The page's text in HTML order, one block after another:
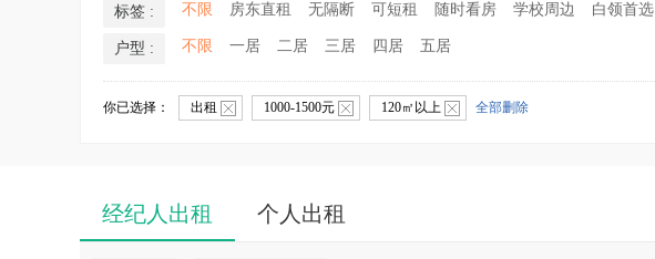
标签 : 不限 房东直租 无隔断 可短租 随时看房 学校周边 白领首选
户型 : 不限 一居 二居 三居 四居 五居
你已选择： 出租 1000-1500元 120㎡以上 全部删除
经纪人出租 个人出租